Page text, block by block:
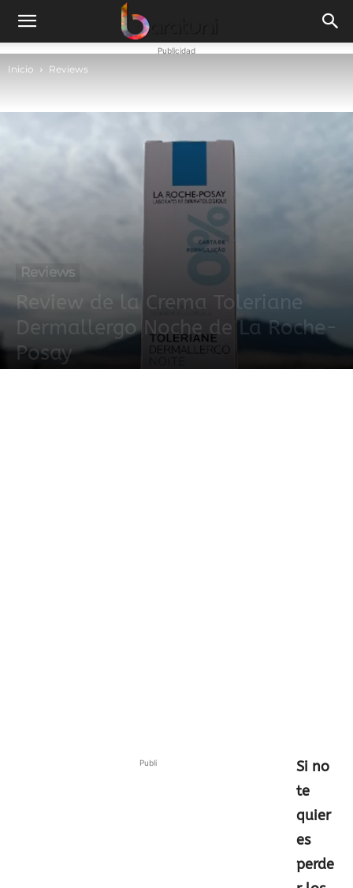
Publicidad
Inicio Reviews
Reviews
Review de la Crema Toleriane
Dermallergo Noche de La Roche-
Posay
Publi
Si no
te
quier
es
perde